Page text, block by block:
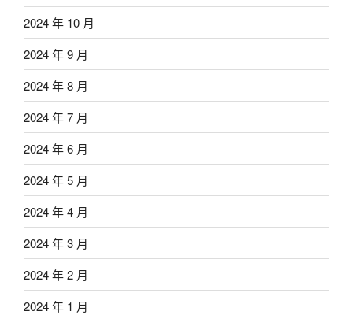
2024 年 10 月
2024 年 9 月
2024 年 8 月
2024 年 7 月
2024 年 6 月
2024 年 5 月
2024 年 4 月
2024 年 3 月
2024 年 2 月
2024 年 1 月